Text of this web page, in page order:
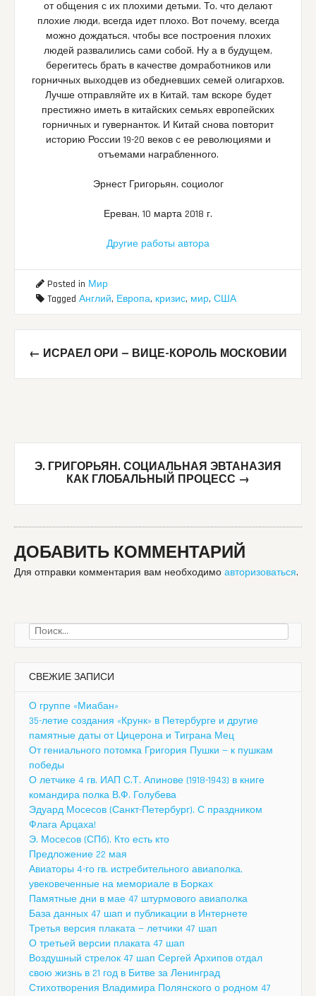
от общения с их плохими детьми. То, что делают
плохие люди, всегда идет плохо. Вот почему, всегда
можно дождаться, чтобы все построения плохих
людей развалились сами собой. Ну а в будущем,
берегитесь брать в качестве домработников или
горничных выходцев из обедневших семей олигархов.
Лучше отправляйте их в Китай, там вскоре будет
престижно иметь в китайских семьях европейских
горничных и гувернанток. И Китай снова повторит
историю России 19-20 веков с ее революциями и
отъемами награбленного.
Эрнест Григорьян, социолог
Ереван, 10 марта 2018 г.
Другие работы автора
Posted in Мир
Tagged Англий, Европа, кризис, мир, США
Post
navigation
← ИСРАЕЛ ОРИ — ВИЦЕ-КОРОЛЬ МОСКОВИИ
Э. ГРИГОРЬЯН. СОЦИАЛЬНАЯ ЭВТАНАЗИЯ
КАК ГЛОБАЛЬНЫЙ ПРОЦЕСС →
ДОБАВИТЬ КОММЕНТАРИЙ
Для отправки комментария вам необходимо авторизоваться.
Найти:
СВЕЖИЕ ЗАПИСИ
О группе «Миабан»
35-летие создания «Крунк» в Петербурге и другие
памятные даты от Цицерона и Тиграна Мец
От гениального потомка Григория Пушки — к пушкам
победы
О летчике 4 гв. ИАП С.Т. Апинове (1918-1943) в книге
командира полка В.Ф. Голубева
Эдуард Мосесов (Санкт-Петербург). С праздником
Флага Арцаха!
Э. Мосесов (СПб). Кто есть кто
Предложение 22 мая
Авиаторы 4-го гв. истребительного авиаполка,
увековеченные на мемориале в Борках
Памятные дни в мае 47 штурмового авиаполка
База данных 47 шап и публикации в Интернете
Третья версия плаката — летчики 47 шап
О третьей версии плаката 47 шап
Воздушный стрелок 47 шап Сергей Архипов отдал
свою жизнь в 21 год в Битве за Ленинград
Стихотворения Владимира Полянского о родном 47